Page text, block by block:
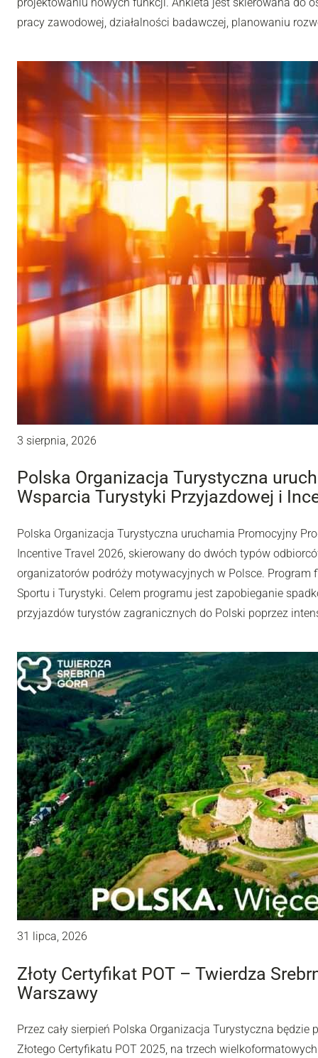
pracy zawodowej, działalności badawczej, planowaniu
3 sierpnia, 2026
Polska Organizacja Turystyczna
Wsparcia Turystyki Przyjazdowej i
Polska Organizacja Turystyczna uruchamia Promocyjny
Incentive Travel 2026, skierowany do dwóch typów
organizatorów podróży motywacyjnych w Polsce.
Sportu i Turystyki. Celem programu jest zapobieganie
przyjazdów turystów zagranicznych do Polski poprzez
31 lipca, 2026
Złoty Certyfikat POT – Twierdza
Warszawy
Przez cały sierpień Polska Organizacja Turystyczna
Złotego Certyfikatu POT 2025, na trzech